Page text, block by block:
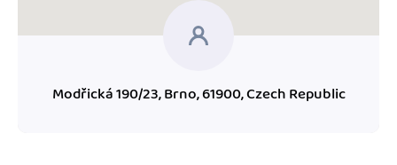
Modřická 190/23, Brno, 61900, Czech Republic